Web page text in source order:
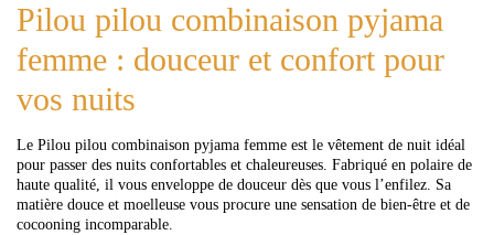
Pilou pilou combinaison pyjama
femme : douceur et confort pour
vos nuits
Le Pilou pilou combinaison pyjama femme est le vêtement de nuit idéal
pour passer des nuits confortables et chaleureuses. Fabriqué en polaire de
haute qualité, il vous enveloppe de douceur dès que vous l’enfilez. Sa
matière douce et moelleuse vous procure une sensation de bien-être et de
cocooning incomparable.